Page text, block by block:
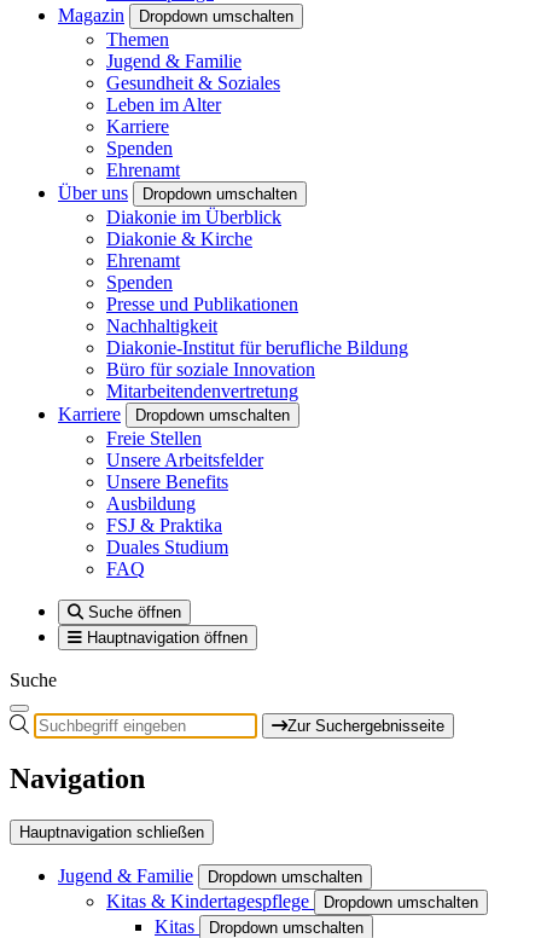
Magazin
Dropdown umschalten
Themen
Jugend & Familie
Gesundheit & Soziales
Leben im Alter
Karriere
Spenden
Ehrenamt
Über uns
Dropdown umschalten
Diakonie im Überblick
Diakonie & Kirche
Ehrenamt
Spenden
Presse und Publikationen
Nachhaltigkeit
Diakonie-Institut für berufliche Bildung
Büro für soziale Innovation
Mitarbeitendenvertretung
Karriere
Dropdown umschalten
Freie Stellen
Unsere Arbeitsfelder
Unsere Benefits
Ausbildung
FSJ & Praktika
Duales Studium
FAQ
Suche öffnen
Hauptnavigation öffnen
Suche
Zur Suchergebnisseite
Navigation
Hauptnavigation schließen
Jugend & Familie Dropdown umschalten
Kitas & Kindertagespflege Dropdown umschalten
Kitas Dropdown umschalten